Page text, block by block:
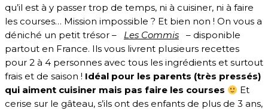
qu’il est à y passer trop de temps, ni à cuisiner, ni à faire
les courses… Mission impossible ? Et bien non ! On vous a
déniché un petit trésor –
Les Commis – disponible
partout en France. Ils vous livrent plusieurs recettes
pour 2 à 4 personnes avec tous les ingrédients et surtout
frais et de saison ! Idéal pour les parents (très pressés)
qui aiment cuisiner mais pas faire les courses
Et
cerise sur le gâteau, s’ils ont des enfants de plus de 3 ans,